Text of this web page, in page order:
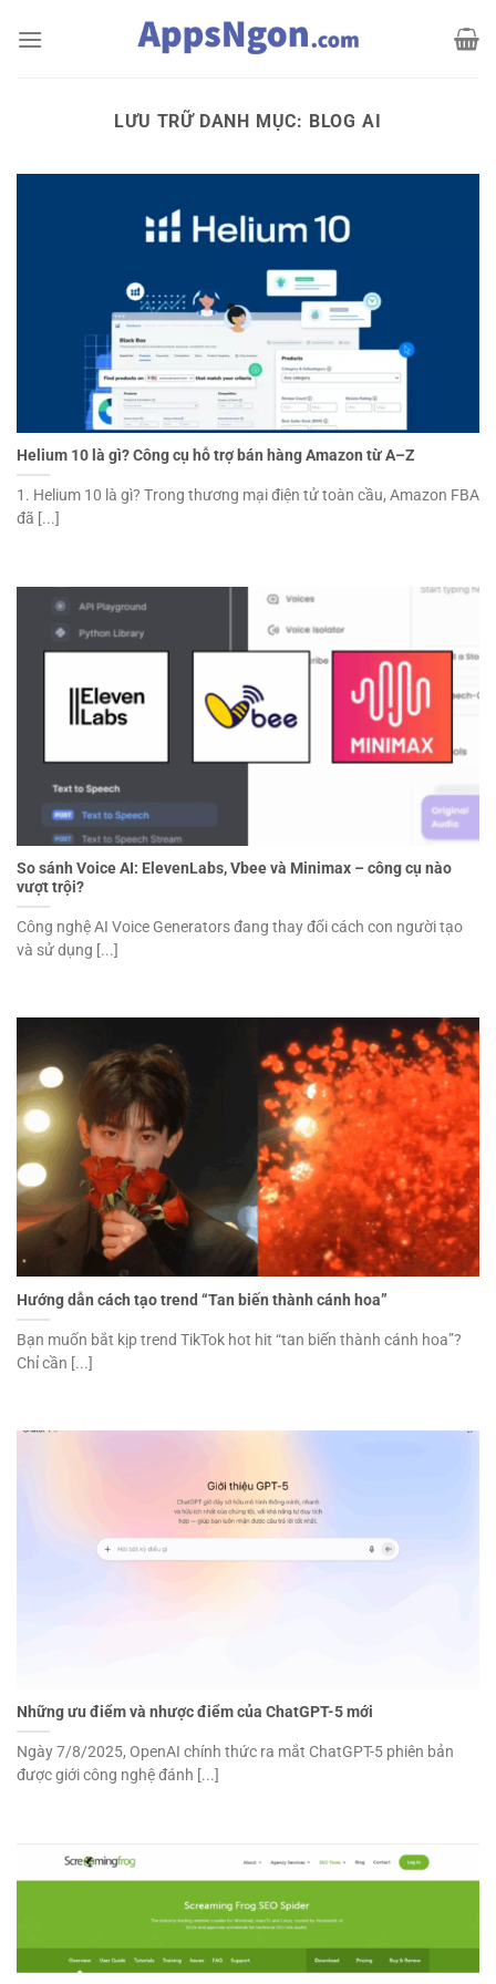
qua
LƯU TRỮ DANH MỤC: BLOG AI
Helium 10 là gì? Công cụ hỗ trợ bán hàng Amazon từ A–Z
1. Helium 10 là gì? Trong thương mại điện tử toàn cầu, Amazon FBA
đã [...]
So sánh Voice AI: ElevenLabs, Vbee và Minimax – công cụ nào
vượt trội?
Công nghệ AI Voice Generators đang thay đổi cách con người tạo
và sử dụng [...]
Hướng dẫn cách tạo trend “Tan biến thành cánh hoa”
Bạn muốn bắt kịp trend TikTok hot hit “tan biến thành cánh hoa”?
Chỉ cần [...]
Những ưu điểm và nhược điểm của ChatGPT-5 mới
Ngày 7/8/2025, OpenAI chính thức ra mắt ChatGPT-5 phiên bản
được giới công nghệ đánh [...]